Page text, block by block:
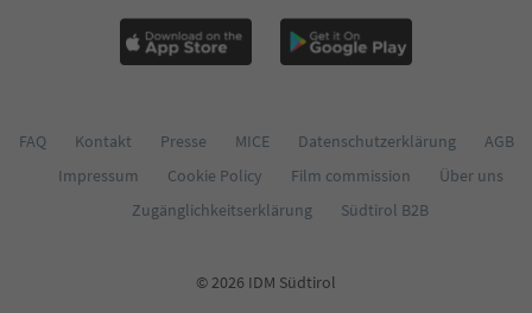
FAQ Kontakt Presse MICE Datenschutzerklärung
AGB
Impressum
Cookie Policy Film commission
Über uns
Zugänglichkeitserklärung
Südtirol B2B
© 2026 IDM Südtirol